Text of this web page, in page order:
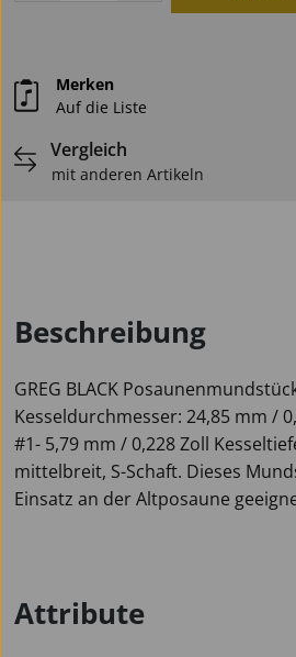
Merken
Auf die Liste
Vergleich
mit anderen Artikeln
Beschreibung
GREG BLACK
Kesseldurchmesser: 24,85 mm /
#1- 5,79 mm / 0,228 Zoll
mittelbreit, S-Schaft. Dieses
Einsatz an der Altposaune
Attribute